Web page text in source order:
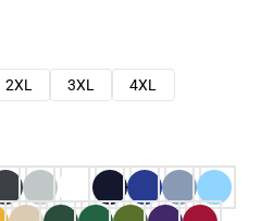
2XL 3XL
4XL